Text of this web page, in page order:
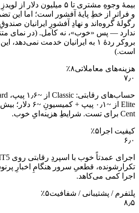
بیمهٔ وجوهِ مشتری تا ۵
و فراتر از خطِ پایهٔ آفشور است؛ اما این
ندارد — پس «خوب»، نه کامل. (در نمای
بروکر ردهٔ ۱ به ایرانیان خدمت
است.)
هزینه‌های معاملاتی۸٪
۷٫۰
Cent برای تست. شرایطِ هزینه‌ایِ خوب.
کیفیت اجرا ۵٪
۶٫۰
تکرارشونده، قطعیِ سرور هنگامِ اخبارِ
اجرا کمی می‌کاهد.
پلتفرم / پشتیبانی / شفافیت۵٪
۸٫۵